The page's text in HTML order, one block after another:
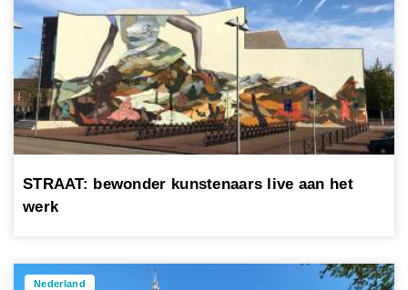
STRAAT: bewonder kunstenaars live aan het
werk
Nederland